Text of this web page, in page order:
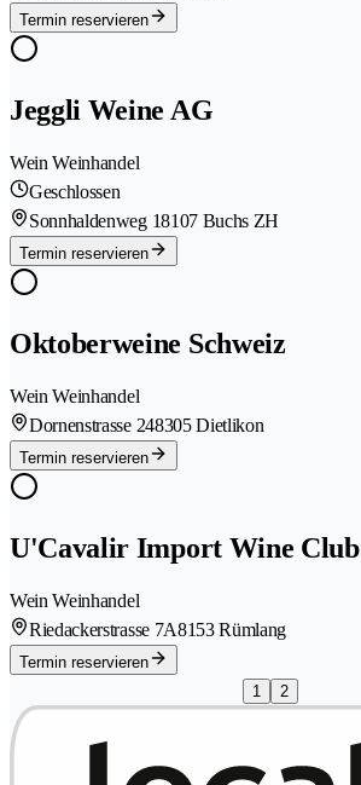
Termin reservieren
Jeggli Weine AG
Wein Weinhandel
Geschlossen
Sonnhaldenweg 18107 Buchs ZH
Termin reservieren
Oktoberweine Schweiz
Wein Weinhandel
Dornenstrasse 248305 Dietlikon
Termin reservieren
U'Cavalir Import Wine Club
Wein Weinhandel
Riedackerstrasse 7A8153 Rümlang
Termin reservieren
1
2